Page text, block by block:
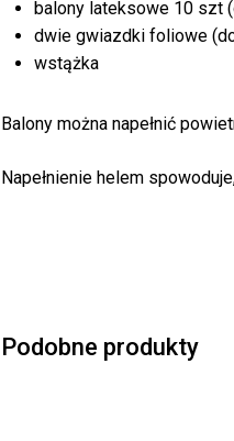
balony lateksowe 10 szt
dwie gwiazdki foliowe
wstążka
Balony można napełnić
Napełnienie helem
Podobne produkty